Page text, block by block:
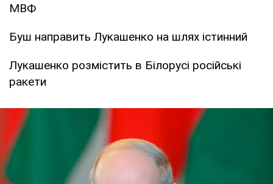
МВФ
Буш направить Лукашенко на шлях істинний
Лукашенко розмістить в Білорусі російські
ракети